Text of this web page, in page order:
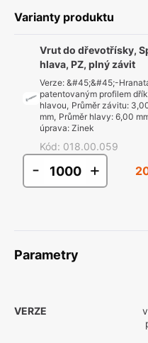
Varianty produktu
Vrut do dřevotřísky,
hlava, PZ, plný závit
Verze: &#45;&#45;-
patentovaným profilem
hlavou, Průměr závitu:
mm, Průměr hlavy: 6,00
úprava: Zinek
Kód: 018.00.059
- +
Parametry
VERZE